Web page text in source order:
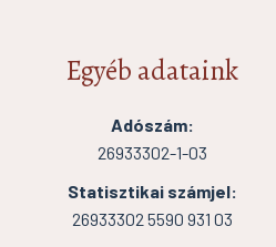
Egyéb adataink
Adószám:
26933302-1-03
Statisztikai számjel:
26933302 5590 931 03